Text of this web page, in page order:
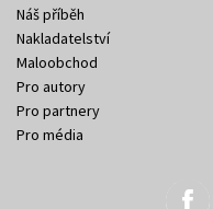
Náš příběh
Nakladatelství
Maloobchod
Pro autory
Pro partnery
Pro média